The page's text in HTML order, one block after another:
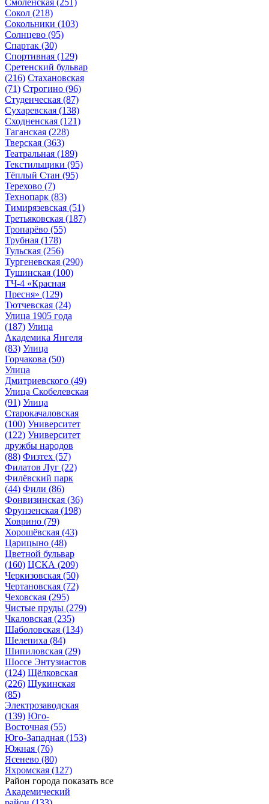
Сокол (218)
Сокольники (103)
Солнцево (95)
Спартак (30)
Спортивная (129)
Сретенский бульвар
(216) Стахановская
(71) Строгино (96)
Студенческая (87)
Сухаревская (138)
Сходненская (121)
Таганская (228)
Тверская (363)
Театральная (189)
Текстильщики (95)
Тёплый Стан (95)
Терехово (7)
Технопарк (83)
Тимирязевская (51)
Третьяковская (187)
Тропарёво (55)
Трубная (178)
Тульская (256)
Тургеневская (290)
Тушинская (100)
ТЧ-4 «Красная
Пресня» (129)
Тютчевская (24)
Улица 1905 года
(187) Улица
Академика Янгеля
(83) Улица
Горчакова (50)
Улица
Дмитриевского (49)
Улица Скобелевская
(91) Улица
Старокачаловская
(100) Университет
(122) Университет
дружбы народов
(88) Физтех (57)
Филатов Луг (22)
Филёвский парк
(44) Фили (86)
Фонвизинская (36)
Фрунзенская (198)
Ховрино (79)
Хорошёвская (43)
Царицыно (48)
Цветной бульвар
(160) ЦСКА (209)
Черкизовская (50)
Чертановская (72)
Чеховская (295)
Чистые пруды (279)
Чкаловская (235)
Шаболовская (134)
Шелепиха (84)
Шипиловская (29)
Шоссе Энтузиастов
(124) Щёлковская
(226) Щукинская
(85)
Электрозаводская
(139) Юго-
Восточная (55)
Юго-Западная (153)
Южная (76)
Ясенево (80)
Яхромская (127)
Район города показать все
Академический